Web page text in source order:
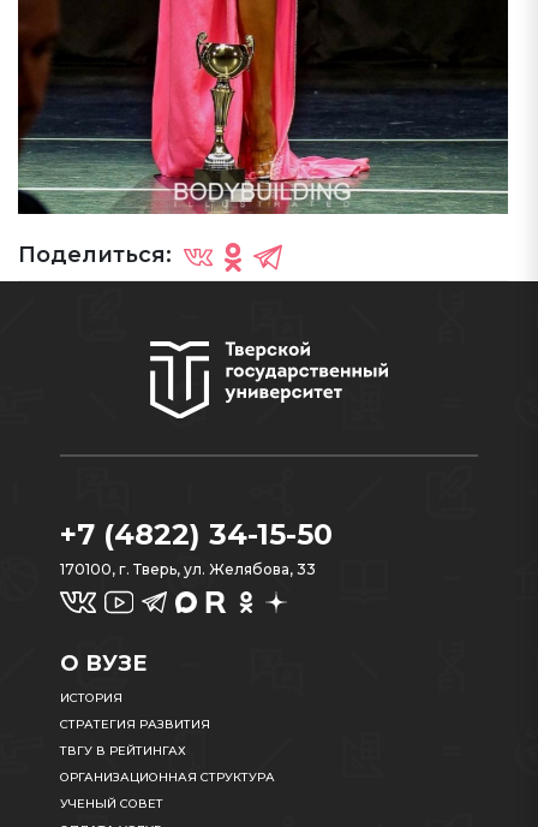
Поделиться:
+7 (4822) 34-15-50
170100, г. Тверь, ул. Желябова, 33
О ВУЗЕ
ИСТОРИЯ
СТРАТЕГИЯ РАЗВИТИЯ
ТВГУ В РЕЙТИНГАХ
ОРГАНИЗАЦИОННАЯ СТРУКТУРА
УЧЕНЫЙ СОВЕТ